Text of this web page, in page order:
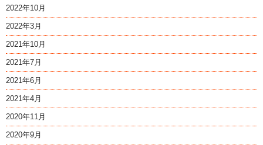
2022年10月
2022年3月
2021年10月
2021年7月
2021年6月
2021年4月
2020年11月
2020年9月